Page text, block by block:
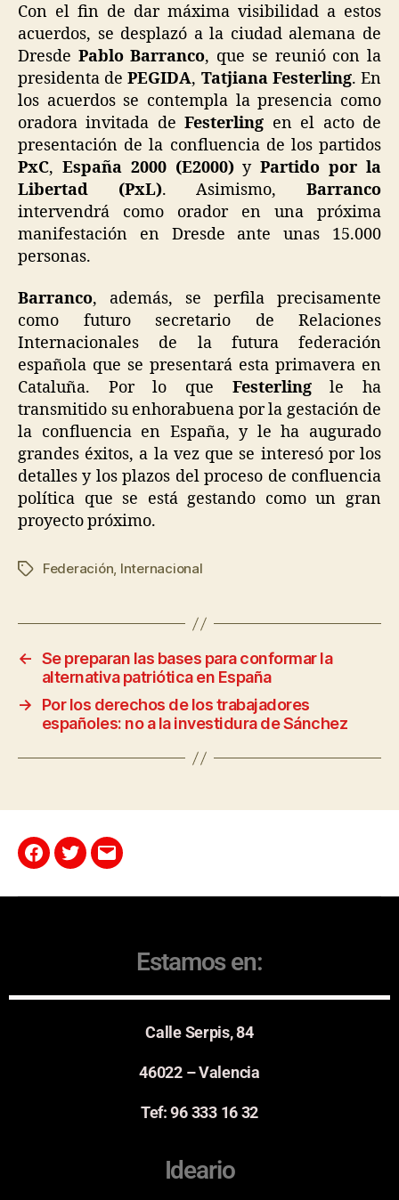
Con el fin de dar máxima visibilidad a estos
acuerdos, se desplazó a la ciudad alemana de
Dresde Pablo Barranco, que se reunió con la
presidenta dePEGIDA, Tatjiana Festerling. En
los acuerdos se contempla la presencia como
oradora invitada deFesterling en el acto de
presentación de la confluencia de los partidos
PxC, España 2000 (E2000)yPartido por la
Libertad (PxL). Asimismo,Barranco
intervendrá como orador en una próxima
manifestación en Dresde ante unas 15.000
personas.
Barranco, además, se perfila precisamente
como futuro secretario de Relaciones
Internacionales de la futura federación
española que se presentará esta primavera en
Cataluña. Por lo que Festerlingle ha
transmitido su enhorabuena por la gestación de
la confluencia en España, y le ha augurado
grandes éxitos, a la vez que se interesó por los
detalles y los plazos del proceso de confluencia
política que se está gestando como un gran
proyecto próximo.
Federación, Internacional
← Se preparan las bases para conformar la
alternativa patriótica en España
→
Por los derechos de los trabajadores
españoles: no a la investidura de Sánchez
Estamos en:
Calle Serpis, 84
46022 – Valencia
Tef: 96 333 16 32
Ideario